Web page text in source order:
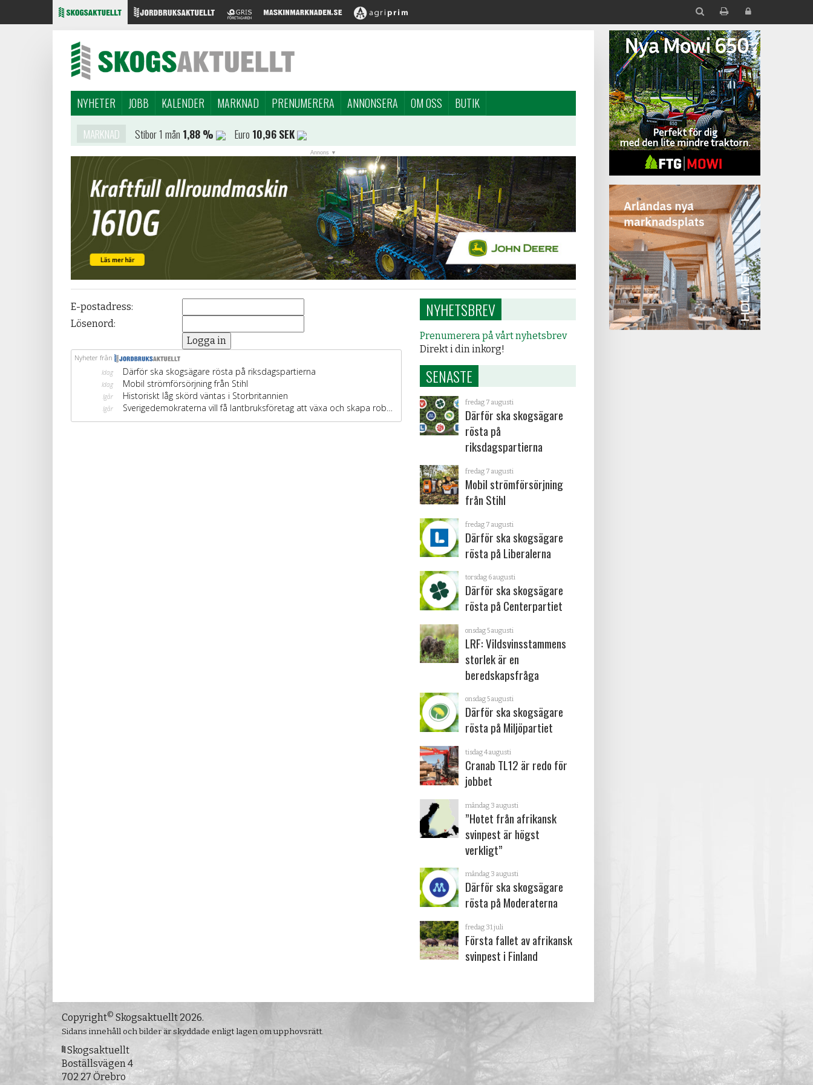
NYHETER JOBB KALENDER MARKNAD PRENUMERERA ANNONSERA OM OSS
BUTIK
MARKNAD
Stibor 1 mån 1,88 % Euro 10,96 SEK
E-postadress:
Lösenord:
NYHETSBREV
Prenumerera på vårt nyhetsbrev
Direkt i din inkorg!
SENASTE
fredag 7 augusti
Därför ska skogsägare
rösta på
riksdagspartierna
fredag 7 augusti
Mobil strömförsörjning
från Stihl
fredag 7 augusti
Därför ska skogsägare
rösta på Liberalerna
torsdag 6 augusti
Därför ska skogsägare
rösta på Centerpartiet
onsdag 5 augusti
LRF: Vildsvinsstammens
storlek är en
beredskapsfråga
onsdag 5 augusti
Därför ska skogsägare
rösta på Miljöpartiet
tisdag 4 augusti
Cranab TL12 är redo för
jobbet
måndag 3 augusti
”Hotet från afrikansk
svinpest är högst
verkligt”
måndag 3 augusti
Därför ska skogsägare
rösta på Moderaterna
fredag 31 juli
Första fallet av afrikansk
svinpest i Finland
Copyright© Skogsaktuellt 2026.
Sidans innehåll och bilder är skyddade enligt lagen om upphovsrätt.
Skogsaktuellt
Boställsvägen 4
702 27 Örebro